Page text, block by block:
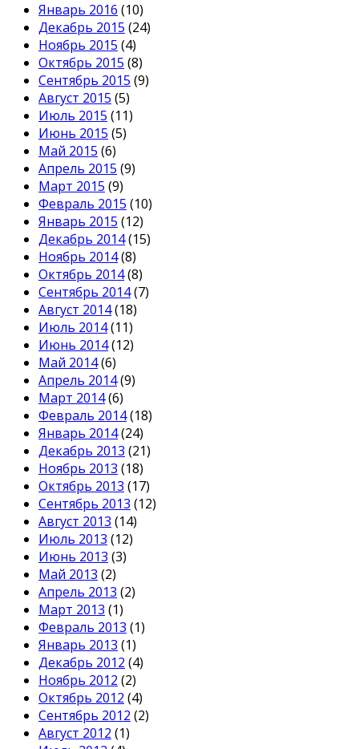
Январь 2016 (10)
Декабрь 2015 (24)
Ноябрь 2015 (4)
Октябрь 2015 (8)
Сентябрь 2015 (9)
Август 2015 (5)
Июль 2015 (11)
Июнь 2015 (5)
Май 2015 (6)
Апрель 2015 (9)
Март 2015 (9)
Февраль 2015 (10)
Январь 2015 (12)
Декабрь 2014(15)
Ноябрь 2014(8)
Октябрь 2014(8)
Сентябрь 2014(7)
Август 2014(18)
Июль 2014(11)
Июнь 2014(12)
Май 2014(6)
Апрель 2014(9)
Март 2014(6)
Февраль 2014(18)
Январь 2014(24)
Декабрь 2013 (21)
Ноябрь 2013 (18)
Октябрь 2013 (17)
Сентябрь 2013 (12)
Август 2013 (14)
Июль 2013 (12)
Июнь 2013 (3)
Май 2013 (2)
Апрель 2013 (2)
Март 2013 (1)
Февраль 2013 (1)
Январь 2013 (1)
Декабрь 2012 (4)
Ноябрь 2012 (2)
Октябрь 2012 (4)
Сентябрь 2012 (2)
Август 2012 (1)